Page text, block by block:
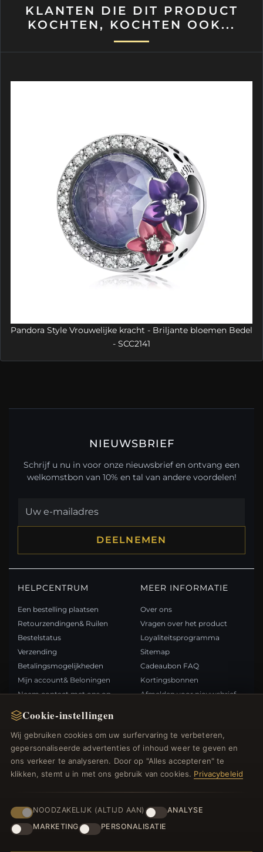
Cookie-instellingen
Wij gebruiken cookies om uw surfervaring te verbeteren,
gepersonaliseerde advertenties of inhoud weer te geven en
ons verkeer te analyseren. Door op "Alles accepteren" te
klikken, stemt u in met ons gebruik van cookies. Privacybeleid
NOODZAKELIJK (ALTIJD AAN)
ANALYSE
MARKETING
PERSONALISATIE
KLANTEN DIE DIT PRODUCT
KOCHTEN, KOCHTEN OOK...
Pandora Style Vrouwelijke kracht - Briljante bloemen Bedel
- SCC2141
NIEUWSBRIEF
Schrijf u nu in voor onze nieuwsbrief en ontvang een
welkomstbon van 10% en tal van andere voordelen!
DEELNEMEN
HELPCENTRUM
Een bestelling plaatsen
Retourzendingen& Ruilen
Bestelstatus
Verzending
Betalingsmogelijkheden
Mijn account& Beloningen
Neem contact met ons op
MEER INFORMATIE
Over ons
Vragen over het product
Loyaliteitsprogramma
Sitemap
Cadeaubon FAQ
Kortingsbonnen
Afmelden voor nieuwsbrief
Nieuwe producten
Specials
Blog
Inloggen
BETAALMETHODEN